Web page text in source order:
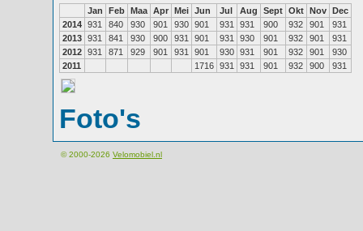
Jan Feb Maa Apr Mei Jun Jul Aug Sept Okt Nov Dec
2014 931 840 930 901 930 901 931 931 900 932 901
931
2013 931 841 930 900 931 901 931 930 901 932 901
931
2012 931 871 929 901 931 901 930 931 901 932 901
930
2011
1716 931 931 901 932 900 931
Foto's
© 2000-2026 Velomobiel.nl